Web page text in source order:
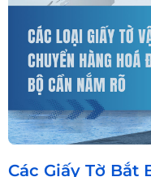
Các Giấy Tờ Bắt